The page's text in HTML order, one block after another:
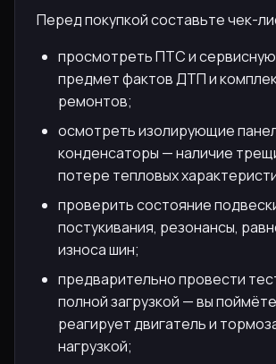
Перед покупкой составьте чек-
просмотреть ПТС и сервисную
предмет фактов ДТП и
ремонтов;
осмотреть изолирующие
конденсаторы — наличие
потере тепловых
проверить состояние
постукивания, резонансы,
износа шин;
предварительно провести
полной загрузкой — вы
реагирует двигатель и
нагрузкой;